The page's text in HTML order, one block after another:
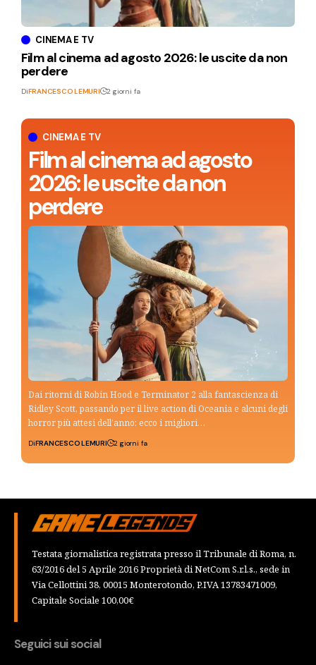
CINEMA E TV
Film al cinema ad agosto
2026: le uscite da non
perdere
Dai ritorni di Robin Hood e Terminator 2 alla fantascienza di
Ridley Scott, passando per il live action di Oceania e alcuni degli
horror più attesi dell’anno: ecco i migliori…
DiFRANCESCO LEMURI 2 giorni fa
CINEMA E TV
Film al cinema ad agosto 2026: le uscite da non
perdere
DiFRANCESCO LEMURI 2 giorni fa
Testata giornalistica registrata presso il Tribunale di Roma, n.
63/2016 del 5 Aprile 2016 Proprietà di NetCom S.r.l.s., sede in
Via Cellottini 38, 00015 Monterotondo, P.IVA 13783471009,
Capitale Sociale 100,00€
Seguici sui social